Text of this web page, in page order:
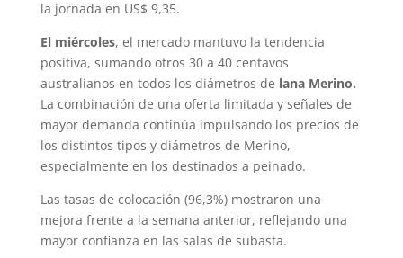
la jornada en US$ 9,35.
El miércoles, el mercado mantuvo la tendencia
positiva, sumando otros 30 a 40 centavos
australianos en todos los diámetros de lana Merino.
La combinación de una oferta limitada y señales de
mayor demanda continúa impulsando los precios de
los distintos tipos y diámetros de Merino,
especialmente en los destinados a peinado.
Las tasas de colocación (96,3%) mostraron una
mejora frente a la semana anterior, reflejando una
mayor confianza en las salas de subasta.